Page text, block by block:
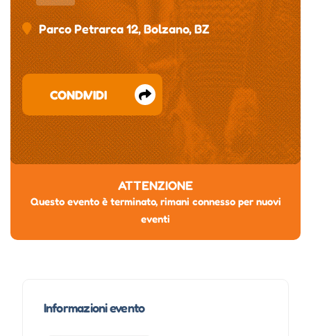
Parco Petrarca 12, Bolzano, BZ
CONDIVIDI
ATTENZIONE
Questo evento è terminato, rimani connesso per nuovi
eventi
Informazioni evento